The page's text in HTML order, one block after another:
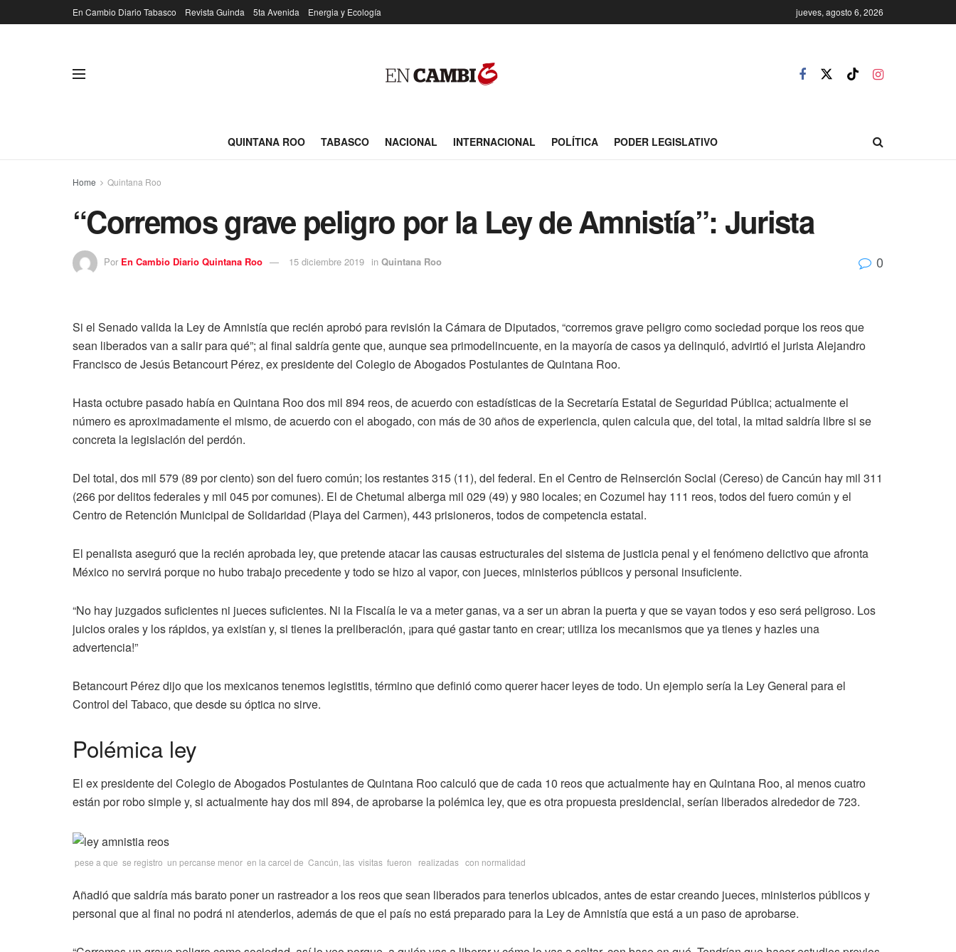
En Cambio Diario Tabasco Revista Guinda 5ta Avenida Energia y Ecología jueves, agosto 6, 2026
QUINTANA ROO TABASCO NACIONAL INTERNACIONAL POLÍTICA PODER LEGISLATIVO
Home Quintana Roo
“Corremos grave peligro por la Ley de Amnistía”: Jurista
Por En Cambio Diario Quintana Roo 15 diciembre 2019 in Quintana Roo 0
Si el Senado valida la Ley de Amnistía que recién aprobó para revisión la Cámara de Diputados, “corremos grave peligro como sociedad porque los reos que
sean liberados van a salir para qué”; al final saldría gente que, aunque sea primodelincuente, en la mayoría de casos ya delinquió, advirtió el jurista Alejandro
Francisco de Jesús Betancourt Pérez, ex presidente del Colegio de Abogados Postulantes de Quintana Roo.
Hasta octubre pasado había en Quintana Roo dos mil 894 reos, de acuerdo con estadísticas de la Secretaría Estatal de Seguridad Pública; actualmente el
número es aproximadamente el mismo, de acuerdo con el abogado, con más de 30 años de experiencia, quien calcula que, del total, la mitad saldría libre si se
concreta la legislación del perdón.
Del total, dos mil 579 (89 por ciento) son del fuero común; los restantes 315 (11), del federal. En el Centro de Reinserción Social (Cereso) de Cancún hay mil 311
(266 por delitos federales y mil 045 por comunes). El de Chetumal alberga mil 029 (49) y 980 locales; en Cozumel hay 111 reos, todos del fuero común y el
Centro de Retención Municipal de Solidaridad (Playa del Carmen), 443 prisioneros, todos de competencia estatal.
El penalista aseguró que la recién aprobada ley, que pretende atacar las causas estructurales del sistema de justicia penal y el fenómeno delictivo que afronta
México no servirá porque no hubo trabajo precedente y todo se hizo al vapor, con jueces, ministerios públicos y personal insuficiente.
“No hay juzgados suficientes ni jueces suficientes. Ni la Fiscalía le va a meter ganas, va a ser un abran la puerta y que se vayan todos y eso será peligroso. Los
juicios orales y los rápidos, ya existían y, si tienes la preliberación, ¡para qué gastar tanto en crear; utiliza los mecanismos que ya tienes y hazles una
advertencia!”
Betancourt Pérez dijo que los mexicanos tenemos legistitis, término que definió como querer hacer leyes de todo. Un ejemplo sería la Ley General para el
Control del Tabaco, que desde su óptica no sirve.
Polémica ley
El ex presidente del Colegio de Abogados Postulantes de Quintana Roo calculó que de cada 10 reos que actualmente hay en Quintana Roo, al menos cuatro
están por robo simple y, si actualmente hay dos mil 894, de aprobarse la polémica ley, que es otra propuesta presidencial, serían liberados alrededor de 723.
pese a que se registro un percanse menor en la carcel de Cancún, las visitas fueron realizadas con normalidad
Añadió que saldría más barato poner un rastreador a los reos que sean liberados para tenerlos ubicados, antes de estar creando jueces, ministerios públicos y
personal que al final no podrá ni atenderlos, además de que el país no está preparado para la Ley de Amnistía que está a un paso de aprobarse.